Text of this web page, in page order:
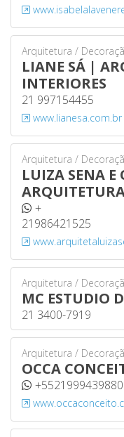
Arquitetura /
LIANE SÁ |
INTERIORES
21 997154455
www.lianesa.com.br
Arquitetura /
LUIZA SENA
+
21986421525
Arquitetura /
MC ESTUDIO
21 3400-7919
Arquitetura /
OCCA
+5521999439880